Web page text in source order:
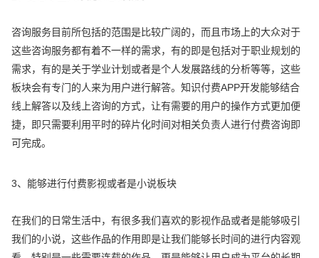
咨询服务目前所包括的范围是比较广阔的，而且市场上的大众对于
这些咨询服务都有着不一样的需求，有的即是包括对于职业规划的
需求，有的是关于学业计划或者是个人发展路线的分析等等，这些
板块会有专门的人来为用户进行解答。知识付费APP开发能够结合
线上解答以及线上咨询的方式，让有需要的用户的操作方式更加便
捷，即只需要利用平时的碎片化时间对相关负责人进行付费咨询即
可完成。
3、能够进行付费影视或者是小说板块
在我们的日常生活中，有很多我们喜欢的影视作品或者是能够吸引
我们的小说，这些作品的作用即是让我们能够长时间的进行内容观